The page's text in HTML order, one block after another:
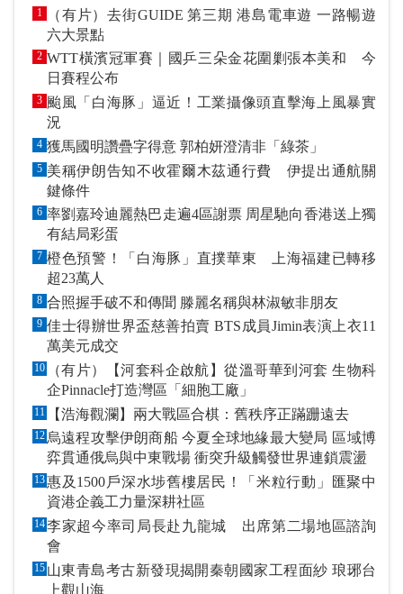
1
（有片）去街GUIDE 第三期 港島電車遊 一路暢遊
六大景點
2 WTT橫濱冠軍賽｜國乒三朵金花圍剿張本美和 今
日賽程公布
3 颱風「白海豚」逼近！工業攝像頭直擊海上風暴實
況
4 獲馬國明讚疊字得意 郭柏妍澄清非「綠茶」
5 美稱伊朗告知不收霍爾木茲通行費 伊提出通航關
鍵條件
6 率劉嘉玲迪麗熱巴走遍4區謝票 周星馳向香港送上獨
有結局彩蛋
7 橙色預警！「白海豚」直撲華東 上海福建已轉移
超23萬人
8 合照握手破不和傳聞 滕麗名稱與林淑敏非朋友
9 佳士得辦世界盃慈善拍賣 BTS成員Jimin表演上衣11
萬美元成交
10
（有片）【河套科企啟航】從溫哥華到河套 生物科
企Pinnacle打造灣區「細胞工廠」
11 【浩海觀瀾】兩大戰區合棋：舊秩序正蹣跚遠去
12烏遠程攻擊伊朗商船 今夏全球地緣最大變局 區域博
弈貫通俄烏與中東戰場 衝突升級觸發世界連鎖震盪
13惠及1500戶深水埗舊樓居民！「米粒行動」匯聚中
資港企義工力量深耕社區
14李家超今率司局長赴九龍城 出席第二場地區諮詢
會
15 山東青島考古新發現揭開秦朝國家工程面紗 琅琊台
上觀山海